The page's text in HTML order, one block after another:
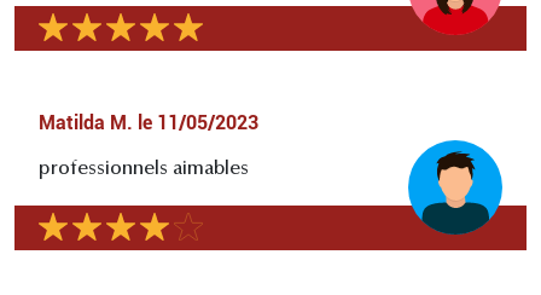
Matilda M. le 11/05/2023
professionnels aimables